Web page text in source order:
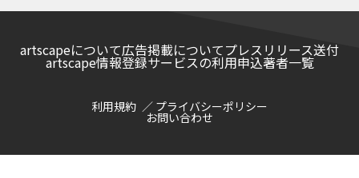
artscapeについて広告掲載についてプレスリリース送付
artscape情報登録サービスの利用申込著者一覧
利用規約 プライバシーポリシー
お問い合わせ